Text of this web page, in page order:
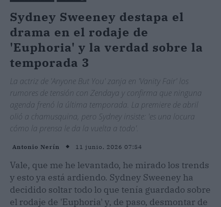
Sydney Sweeney destapa el
drama en el rodaje de
'Euphoria' y la verdad sobre la
temporada 3
La actriz de 'Anyone But You' zanja en 'Vanity Fair' los
rumores de tensión con Zendaya y confirma que ninguna
agenda frenó la última temporada. La premiere de abril
olió a chamusquina, pero Sydney insiste: 'es una locura
cómo la prensa le da la vuelta a todo'.
Antonio Nerín 11 junio, 2026 07:54
Vale, que me he levantado, he mirado los trends
y esto ya está ardiendo. Sydney Sweeney ha
decidido soltar todo lo que tenía guardado sobre
el rodaje de 'Euphoria' y, de paso, desmontar de